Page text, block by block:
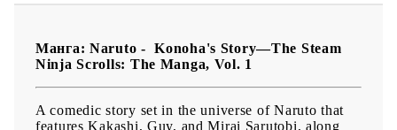
Манга: Naruto - Konoha's Story—The Steam
Ninja Scrolls: The Manga, Vol. 1
A comedic story set in the universe of Naruto that
features Kakashi, Guy, and Mirai Sarutobi, along